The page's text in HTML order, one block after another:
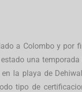
a Colombo y por
una
en la playa de
tipo de